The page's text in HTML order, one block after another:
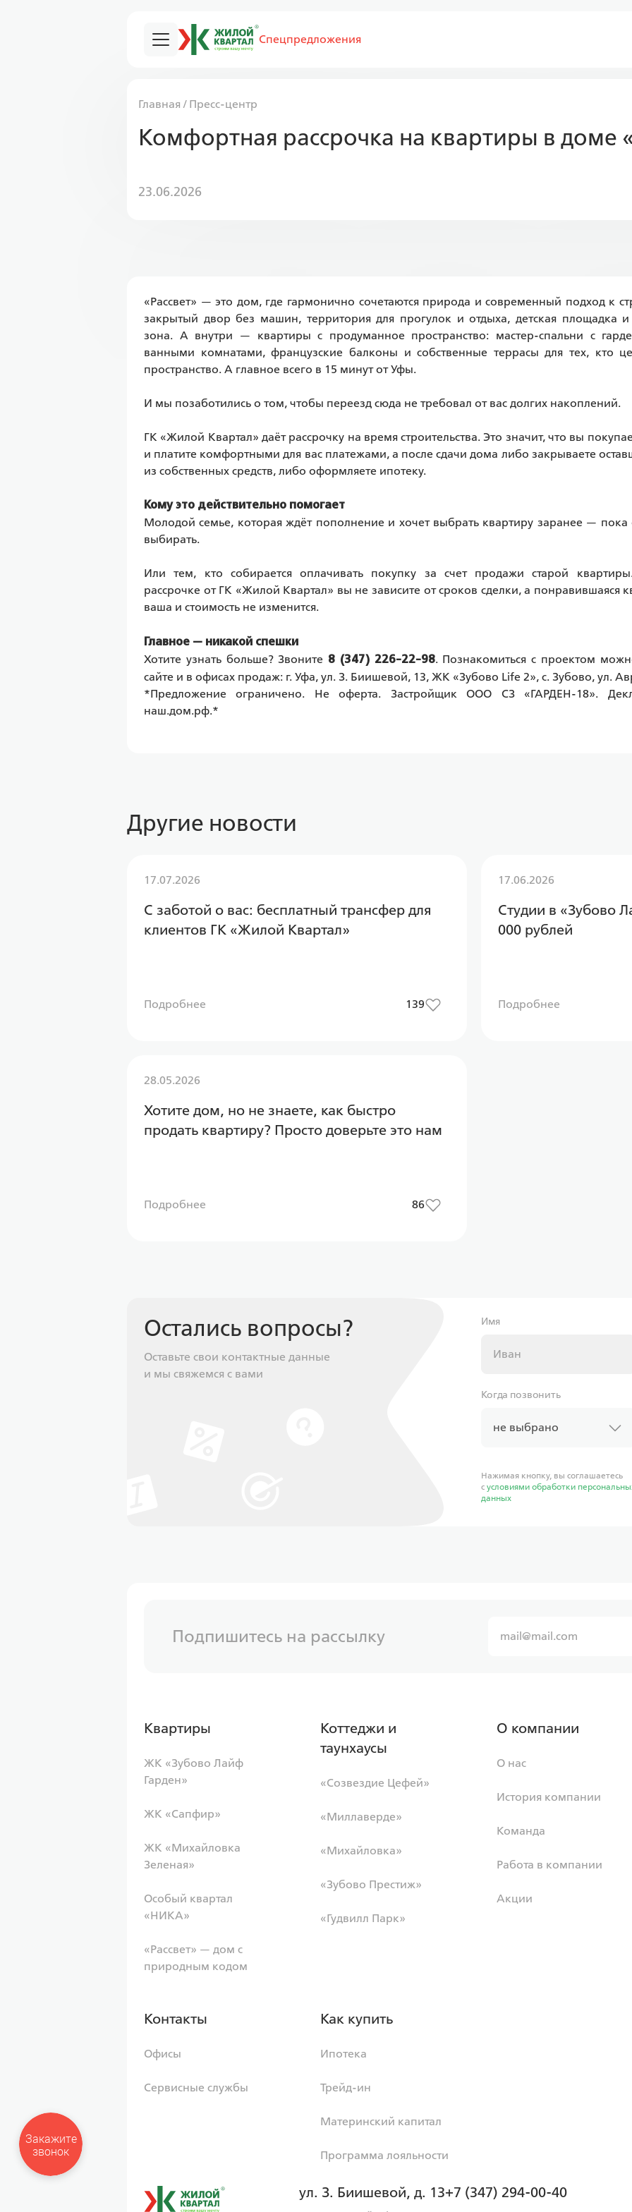
Спецпредложения
Главная / Пресс-центр
Комфортная рассрочка на квартиры в доме
23.06.2026
«Рассвет» — это дом, где гармонично сочетаются природа и современный подход к
закрытый двор без машин, территория для прогулок и отдыха, детская площадка и
зона. А внутри — квартиры с продуманное пространство: мастер-спальни с
ванными комнатами, французские балконы и собственные террасы для тех, кто
пространство. А главное всего в 15 минут от Уфы.
И мы позаботились о том, чтобы переезд сюда не требовал от вас долгих накоплений.
ГК «Жилой Квартал» даёт рассрочку на время строительства. Это значит, что вы
и платите комфортными для вас платежами, а после сдачи дома либо закрываете
из собственных средств, либо оформляете ипотеку.
Кому это действительно помогает
Молодой семье, которая ждёт пополнение и хочет выбрать квартиру заранее — пока
выбирать.
Или тем, кто собирается оплачивать покупку за счет продажи старой
рассрочке от ГК «Жилой Квартал» вы не зависите от сроков сделки, а понравившаяся
ваша и стоимость не изменится.
Главное — никакой спешки
Хотите узнать больше? Звоните 8 (347) 226-22-98. Познакомиться с проектом
сайте и в офисах продаж: г. Уфа, ул. З. Биишевой, 13, ЖК «Зубово Life 2», с. Зубово, ул.
*Предложение ограничено. Не оферта. Застройщик ООО СЗ «ГАРДЕН-18».
наш.дом.рф.*
Другие новости
17.07.2026
С заботой о вас: бесплатный трансфер для
клиентов ГК «Жилой Квартал»
Подробнее 139
17.06.2026
Студии в «Зубово
000 рублей
Подробнее
28.05.2026
Хотите дом, но не знаете, как быстро
продать квартиру? Просто доверьте это нам
Подробнее 86
Остались вопросы?
Оставьте свои контактные данные
и мы свяжемся с вами
Имя
Когда позвонить
не выбрано
Нажимая кнопку, вы соглашаетесь
с условиями обработки
данных
Подпишитесь на рассылку
ул. З. Биишевой, д. 13+7 (347) 294-00-40
Квартиры
ЖК «Зубово Лайф
Гарден»
ЖК «Сапфир»
ЖК «Михайловка
Зеленая»
Особый квартал
«НИКА»
«Рассвет» — дом с
природным кодом
Коттеджи и
таунхаусы
«Созвездие Цефей»
«Миллаверде»
«Михайловка»
«Зубово Престиж»
«Гудвилл Парк»
О компании
О нас
История компании
Команда
Работа в компании
Акции
Контакты
Офисы
Сервисные службы
Как купить
Ипотека
Трейд-ин
Материнский капитал
Программа лояльности
Закажите
звонок